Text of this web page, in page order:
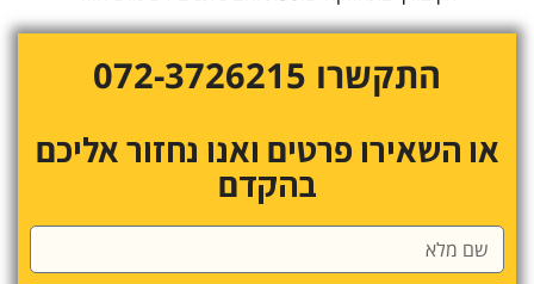
התקשרו 072-3726215
או השאירו פרטים ואנו נחזור אליכם
בהקדם